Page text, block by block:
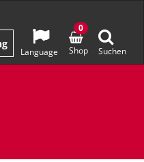
Language Shop
0
Suchen